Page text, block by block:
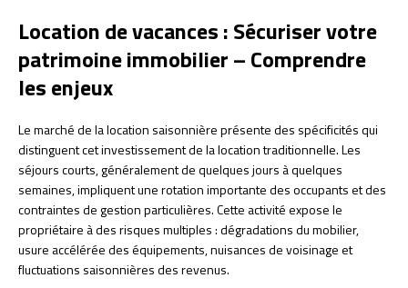
Location de vacances : Sécuriser votre
patrimoine immobilier – Comprendre
les enjeux
Le marché de la location saisonnière présente des spécificités qui
distinguent cet investissement de la location traditionnelle. Les
séjours courts, généralement de quelques jours à quelques
semaines, impliquent une rotation importante des occupants et des
contraintes de gestion particulières. Cette activité expose le
propriétaire à des risques multiples : dégradations du mobilier,
usure accélérée des équipements, nuisances de voisinage et
fluctuations saisonnières des revenus.